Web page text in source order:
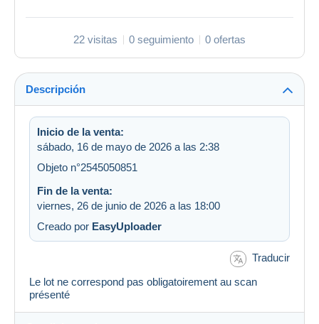
22 visitas 0 seguimiento 0 ofertas
Descripción
Inicio de la venta:
sábado, 16 de mayo de 2026 a las 2:38
Objeto n°2545050851
Fin de la venta:
viernes, 26 de junio de 2026 a las 18:00
Creado por EasyUploader
Traducir
Le lot ne correspond pas obligatoirement au scan
présenté